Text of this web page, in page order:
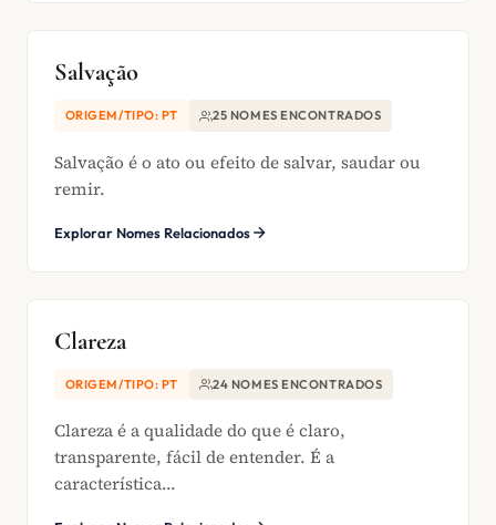
Salvação
ORIGEM/TIPO: PT 25 NOMES ENCONTRADOS
Salvação é o ato ou efeito de salvar, saudar ou
remir.
Explorar Nomes Relacionados
Clareza
ORIGEM/TIPO: PT 24 NOMES ENCONTRADOS
Clareza é a qualidade do que é claro,
transparente, fácil de entender. É a
característica...